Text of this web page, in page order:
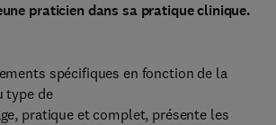
praticien dans sa pratique clinique.
spécifiques en fonction de la
type de
pratique et complet, présente les